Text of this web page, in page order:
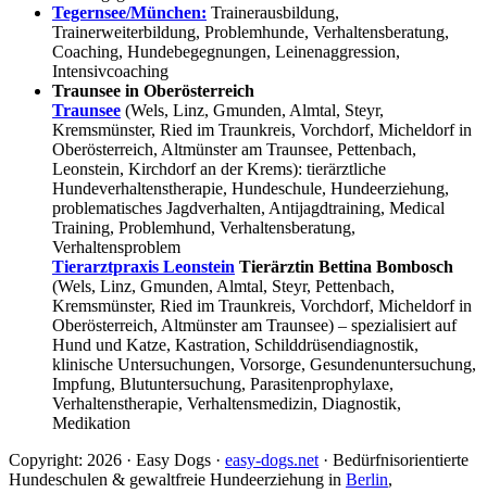
Tegernsee/München: Trainerausbildung,
Trainerweiterbildung, Problemhunde, Verhaltensberatung,
Coaching, Hundebegegnungen, Leinenaggression,
Intensivcoaching
Traunsee in Oberösterreich
Traunsee (Wels, Linz, Gmunden, Almtal, Steyr,
Kremsmünster, Ried im Traunkreis, Vorchdorf, Micheldorf in
Oberösterreich, Altmünster am Traunsee, Pettenbach,
Leonstein, Kirchdorf an der Krems): tierärztliche
Hundeverhaltenstherapie, Hundeschule, Hundeerziehung,
problematisches Jagdverhalten, Antijagdtraining, Medical
Training, Problemhund, Verhaltensberatung,
Verhaltensproblem
Tierarztpraxis Leonstein Tierärztin Bettina Bombosch
(Wels, Linz, Gmunden, Almtal, Steyr, Pettenbach,
Kremsmünster, Ried im Traunkreis, Vorchdorf, Micheldorf in
Oberösterreich, Altmünster am Traunsee) – spezialisiert auf
Hund und Katze, Kastration, Schilddrüsendiagnostik,
klinische Untersuchungen, Vorsorge, Gesundenuntersuchung,
Impfung, Blutuntersuchung, Parasitenprophylaxe,
Verhaltenstherapie, Verhaltensmedizin, Diagnostik,
Medikation
Copyright: 2026 · Easy Dogs · easy-dogs.net · Bedürfnisorientierte
Hundeschulen & gewaltfreie Hundeerziehung in Berlin,